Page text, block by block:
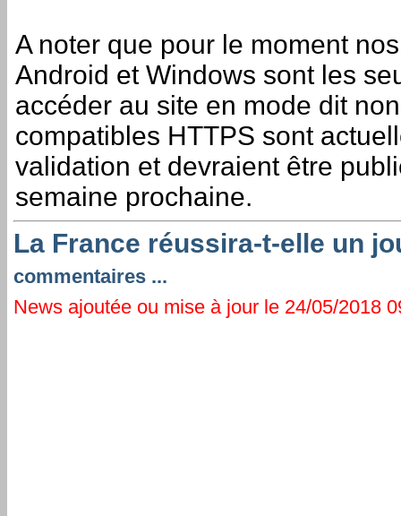
A noter que pour le moment
Android et Windows sont les
accéder au site en mode dit
compatibles HTTPS sont
validation et devraient être
semaine prochaine.
La France réussira-t-elle un
commentaires ...
News ajoutée ou mise à jour le 24/05/2018